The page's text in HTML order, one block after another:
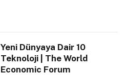
Yeni Dünyaya Dair 10
Teknoloji | The World
Economic Forum